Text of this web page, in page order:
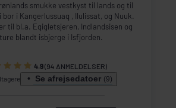
smukke vestkyst til lands og til
bor i Kangerlussuaq , Ilulissat, og Nuuk.
til bl.a. Eqigletsjeren, Indlandsisen og
blandt isbjerge i Isfjorden.
4.9(94 ANMELDELSER)
Se afrejsedatoer (9)